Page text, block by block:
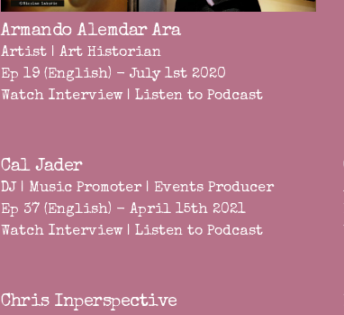
Armando Alemdar Ara
Artist | Art Historian
Ep 19 (English) - July 1st 2020
Watch Interview | Listen to Podcast
Cal Jader
DJ | Music Promoter | Events Producer
Ep 37 (English) - April 15th 2021
Watch Interview | Listen to Podcast
Chris Inperspective